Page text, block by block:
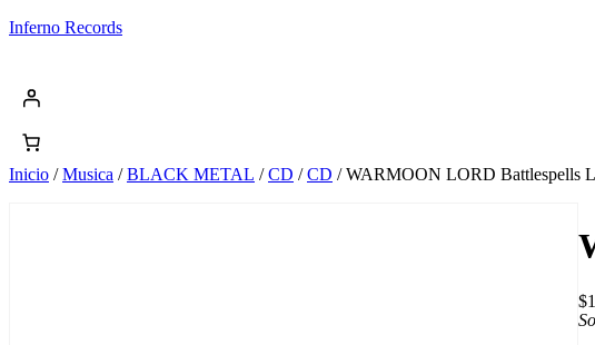
Saltar
Inferno Records
Inicio /Musica /BLACK METAL /CD /CD / WARMOON LORD Battlespells
$